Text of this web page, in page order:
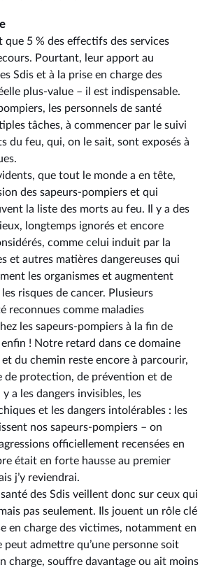
que 5 % des effectifs des services
Pourtant, leur apport au
Sdis et à la prise en charge des
plus-value –⁠ il est indispensable.
les personnels de santé
tâches, à commencer par le suivi
du feu, qui, on le sait, sont exposés à
que tout le monde a en tête,
des sapeurs-pompiers et qui
la liste des morts au feu. Il y a des
longtemps ignorés et encore
comme celui induit par la
et autres matières dangereuses qui
les organismes et augmentent
risques de cancer. Plusieurs
reconnues comme maladies
les sapeurs-pompiers à la fin de
enfin ! Notre retard dans ce domaine
du chemin reste encore à parcourir,
de protection, de prévention et de
a les dangers invisibles, les
et les dangers intolérables : les
nos sapeurs-pompiers –⁠ on
officiellement recensées en
était en forte hausse au premier
j’y reviendrai.
santé des Sdis veillent donc sur ceux qui
pas seulement. Ils jouent un rôle clé
en charge des victimes, notamment en
peut admettre qu’une personne soit
charge, souffre davantage ou ait moins